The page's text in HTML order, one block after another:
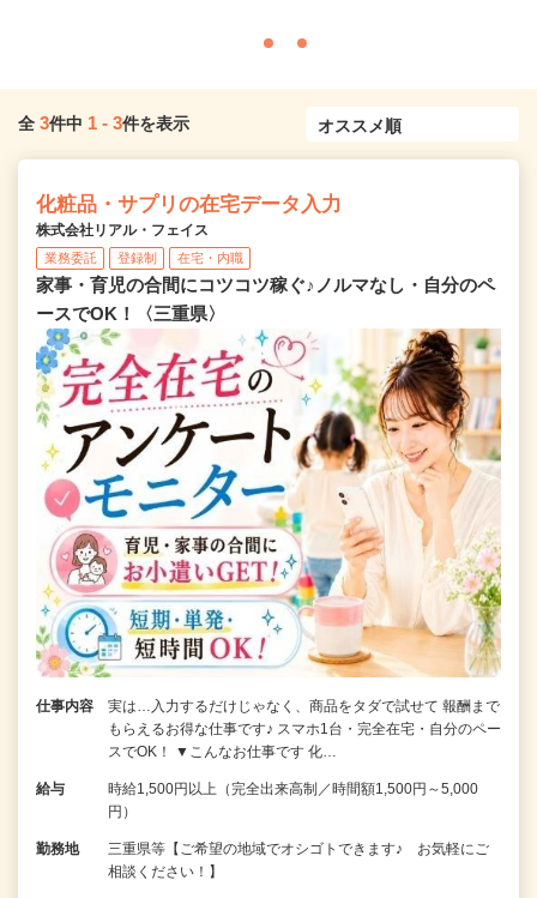
全 3件中 1 - 3件を表示
化粧品・サプリの在宅データ入力
株式会社リアル・フェイス
業務委託 登録制 在宅・内職
家事・育児の合間にコツコツ稼ぐ♪ノルマなし・自分のペ
ースでOK！〈三重県〉
仕事内容
実は…入力するだけじゃなく、商品をタダで試せて 報酬まで
もらえるお得な仕事です♪ スマホ1台・完全在宅・自分のペー
スでOK！ ▼こんなお仕事です 化…
給与
時給1,500円以上（完全出来高制／時間額1,500円～5,000
円）
勤務地
三重県等【ご希望の地域でオシゴトできます♪ お気軽にご
相談ください！】